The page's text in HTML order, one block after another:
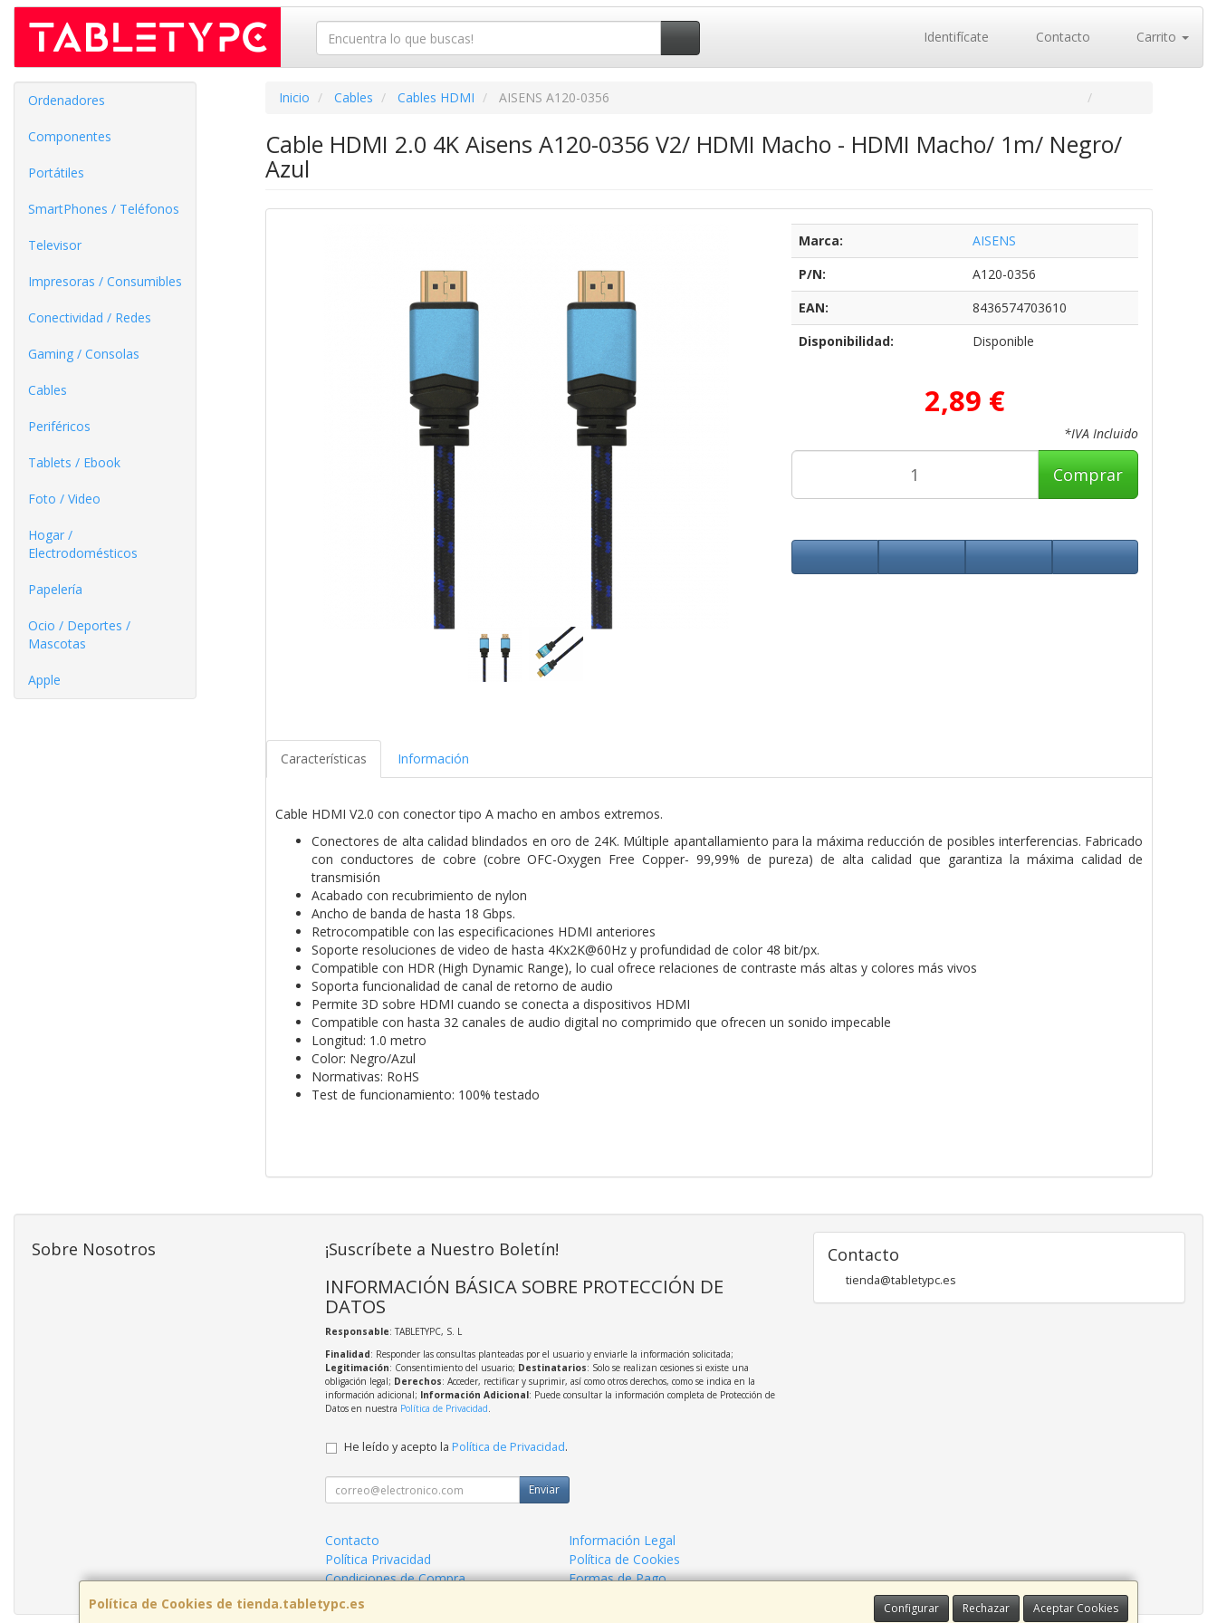
Identifícate Contacto Carrito
Ordenadores
Componentes
Portátiles
SmartPhones / Teléfonos
Televisor
Impresoras / Consumibles
Conectividad / Redes
Gaming / Consolas
Cables
Periféricos
Tablets / Ebook
Foto / Video
Hogar /
Electrodomésticos
Papelería
Ocio / Deportes /
Mascotas
Apple
Inicio Cables Cables HDMI AISENS A120-0356
Cable HDMI 2.0 4K Aisens A120-0356 V2/ HDMI Macho - HDMI Macho/ 1m/ Negro/
Azul
Marca:
AISENS
P/N:
A120-0356
EAN:
8436574703610
Disponibilidad:
Disponible
2,89 €
*IVA Incluido
Comprar
Características Información
Cable HDMI V2.0 con conector tipo A macho en ambos extremos.
Conectores de alta calidad blindados en oro de 24K. Múltiple apantallamiento para la máxima reducción de posibles interferencias. Fabricado
con conductores de cobre (cobre OFC-Oxygen Free Copper- 99,99% de pureza) de alta calidad que garantiza la máxima calidad de
transmisión
Acabado con recubrimiento de nylon
Ancho de banda de hasta 18 Gbps.
Retrocompatible con las especificaciones HDMI anteriores
Soporte resoluciones de video de hasta 4Kx2K@60Hz y profundidad de color 48 bit/px.
Compatible con HDR (High Dynamic Range), lo cual ofrece relaciones de contraste más altas y colores más vivos
Soporta funcionalidad de canal de retorno de audio
Permite 3D sobre HDMI cuando se conecta a dispositivos HDMI
Compatible con hasta 32 canales de audio digital no comprimido que ofrecen un sonido impecable
Longitud: 1.0 metro
Color: Negro/Azul
Normativas: RoHS
Test de funcionamiento: 100% testado
Política de Cookies de tienda.tabletypc.es Configurar Rechazar Aceptar Cookies
Sobre Nosotros ¡Suscríbete a Nuestro Boletín!
INFORMACIÓN BÁSICA SOBRE PROTECCIÓN DE
DATOS
Responsable: TABLETYPC, S. L
Finalidad: Responder las consultas planteadas por el usuario y enviarle la información solicitada;
Legitimación: Consentimiento del usuario; Destinatarios: Solo se realizan cesiones si existe una
obligación legal; Derechos: Acceder, rectificar y suprimir, así como otros derechos, como se indica en la
información adicional; Información Adicional: Puede consultar la información completa de Protección de
Datos en nuestra Política de Privacidad.
He leído y acepto la Política de Privacidad.
Enviar
Contacto
Información Legal
Política Privacidad
Política de Cookies
Condiciones de Compra
Formas de Pago
Contacto
tienda@tabletypc.es